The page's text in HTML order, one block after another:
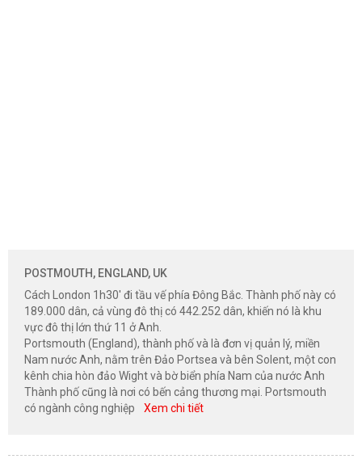
POSTMOUTH, ENGLAND, UK
Cách London 1h30' đi tầu vế phía Đông Bắc. Thành phố này có
189.000 dân, cả vùng đô thị có 442.252 dân, khiến nó là khu
vực đô thị lớn thứ 11 ở Anh.
Portsmouth (England), thành phố và là đơn vị quản lý, miền
Nam nước Anh, nằm trên Đảo Portsea và bên Solent, một con
kênh chia hòn đảo Wight và bờ biển phía Nam của nước Anh
Thành phố cũng là nơi có bến cảng thương mại. Portsmouth
có ngành công nghiệp
Xem chi tiết